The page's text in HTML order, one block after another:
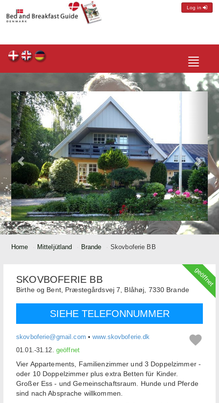
Log in
Toggle
Home Mitteljütland Brande Skovboferie BB
geöffnet
SKOVBOFERIE BB
Birthe og Bent, Præstegårdsvej 7, Blåhøj, 7330 Brande
SIEHE TELEFONNUMMER
skovboferie@gmail.com •www.skovboferie.dk
01.01.-31.12. geöffnet
Vier Appartements, Familienzimmer und 3 Doppelzimmer -
oder 10 Doppelzimmer plus extra Betten für Kinder.
Großer Ess - und Gemeinschaftsraum. Hunde und Pferde
sind nach Absprache willkommen.